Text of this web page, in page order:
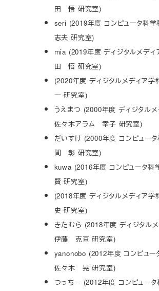
田 悟 研究室)
seri (2019年度 コンピュータ科
志夫 研究室)
mia (2019年度 ディジタルメディ
田 悟 研究室)
(2020年度 ディジタルメディア
一 研究室)
うえまつ (2000年度 ディジタル
佐々木アラム 幸子 研究室)
だいすけ (2000年度 コンピュー
間 彰 研究室)
kuwa (2016年度 コンピュータ
賢 研究室)
(2018年度 ディジタルメディア
史 研究室)
きたむら (2018年度 ディジタル
伊藤 克亘 研究室)
yanonobo (2012年度 コンピュー
佐々木 晃 研究室)
つっちー (2012年度 コンピュー